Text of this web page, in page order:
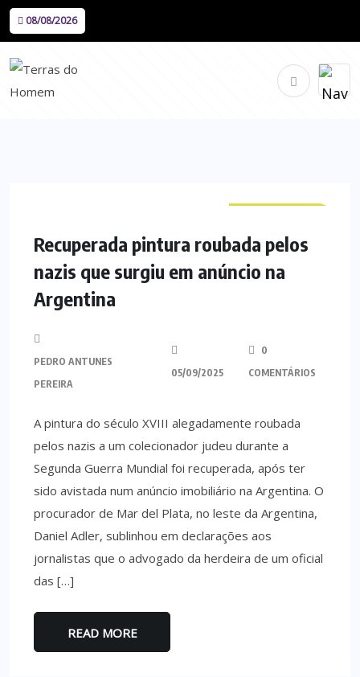
08/08/2026
Recuperada pintura roubada pelos
nazis que surgiu em anúncio na
Argentina
PEDRO ANTUNES
PEREIRA
05/09/2025
0
COMENTÁRIOS
A pintura do século XVIII alegadamente roubada
pelos nazis a um colecionador judeu durante a
Segunda Guerra Mundial foi recuperada, após ter
sido avistada num anúncio imobiliário na Argentina. O
procurador de Mar del Plata, no leste da Argentina,
Daniel Adler, sublinhou em declarações aos
jornalistas que o advogado da herdeira de um oficial
das […]
READ MORE